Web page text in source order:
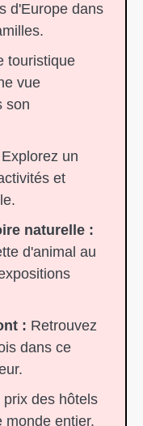
d'Europe dans
touristique
vue
son
Explorez un
et
naturelle :
d'animal au
: Retrouvez
dans ce
des hôtels
monde entier.